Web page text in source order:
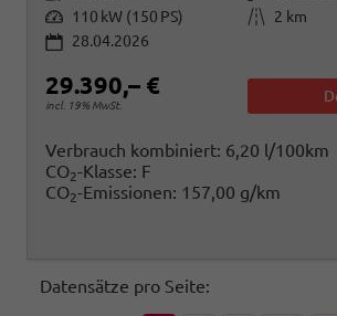
Leistung 110 kW (150 PS) Kilometerstand
2 km
28.04.2026
29.390,– €
incl. 19% MwSt.
Verbrauch kombiniert: 6,20 l/100km
CO2-Klasse: F
CO2-Emissionen: 157,00 g/km
Datensätze pro Seite: